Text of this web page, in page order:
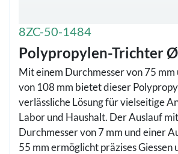
8ZC-50-1484
Polypropylen-Trichter
Mit einem Durchmesser von 75 mm
von 108 mm bietet dieser
verlässliche Lösung für vielseitige
Labor und Haushalt. Der Auslauf
Durchmesser von 7 mm und einer
55 mm ermöglicht präzises Giessen